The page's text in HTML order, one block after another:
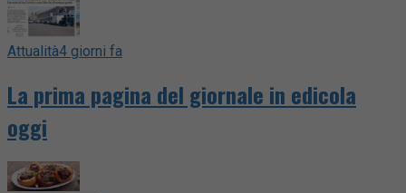
Attualità4 giorni fa
La prima pagina del giornale in edicola
oggi